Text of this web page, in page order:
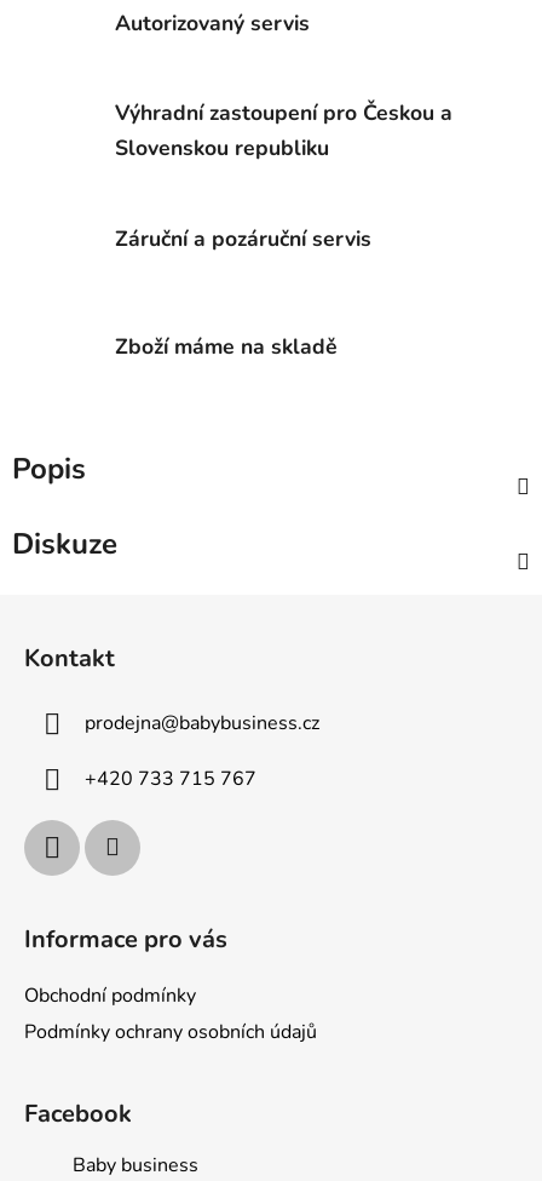
Autorizovaný servis
Výhradní zastoupení pro Českou a
Slovenskou republiku
Záruční a pozáruční servis
Zboží máme na skladě
Popis
Diskuze
Kontakt
prodejna@babybusiness.cz
+420 733 715 767
Informace pro vás
Obchodní podmínky
Podmínky ochrany osobních údajů
Facebook
Baby business